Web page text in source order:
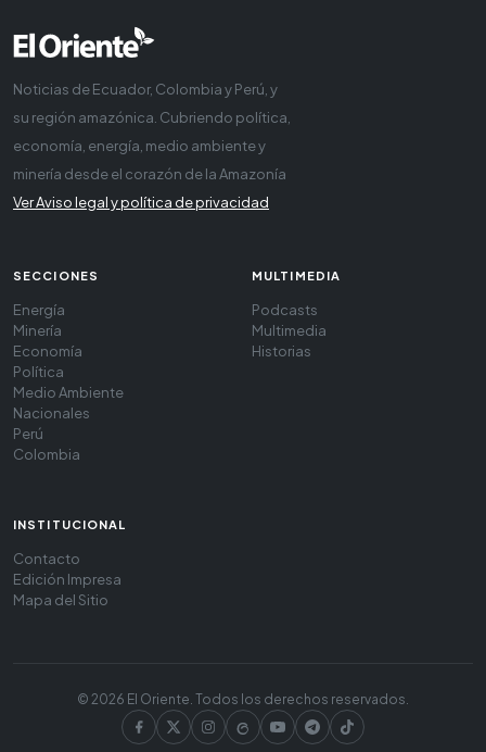
Noticias de Ecuador, Colombia y Perú, y
su región amazónica. Cubriendo política,
economía, energía, medio ambiente y
minería desde el corazón de la Amazonía
Ver Aviso legal y política de privacidad
SECCIONES
Energía
Minería
Economía
Política
Medio Ambiente
Nacionales
Perú
Colombia
MULTIMEDIA
Podcasts
Multimedia
Historias
INSTITUCIONAL
Contacto
Edición Impresa
Mapa del Sitio
© 2026 El Oriente. Todos los derechos reservados.